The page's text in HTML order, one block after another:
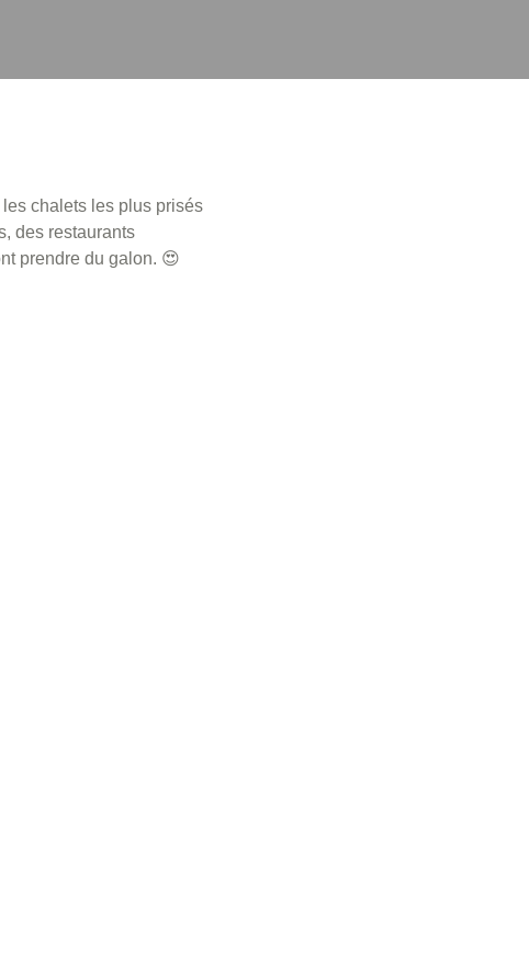
chalets les plus prisés
des restaurants
prendre du galon. 😍